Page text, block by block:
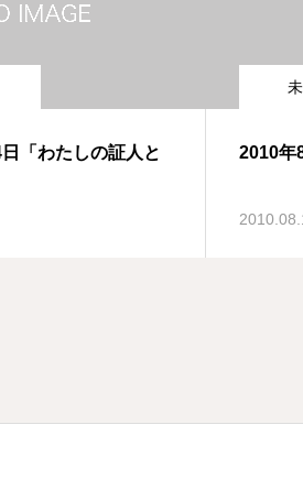
「わたしの証人と
2010年